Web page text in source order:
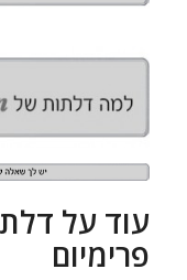
עוד על
פרימיום